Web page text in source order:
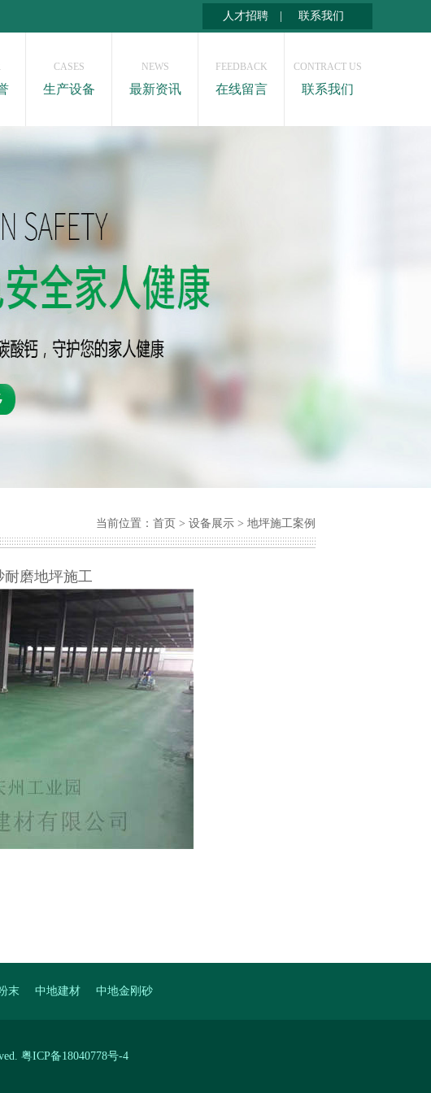
人才招聘 联系我们
CASES
生产设备
NEWS
最新资讯
FEEDBACK
在线留言
CONTRACT US
联系我们
当前位置： 首页 > 设备展示 > 地坪施工案例
磨地坪施工
末 中地建材 中地金刚砂
粤ICP备18040778号-4